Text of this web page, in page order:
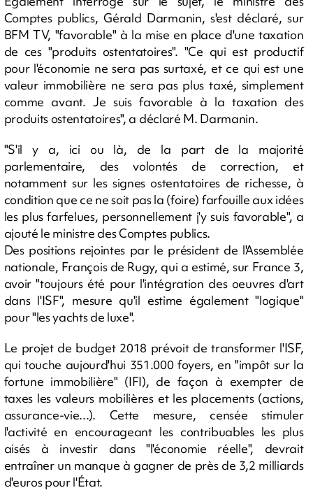
Comptes publics, Gérald Darmanin, s'est déclaré, sur
BFM TV, "favorable" à la mise en place d'une taxation
de ces "produits ostentatoires". "Ce qui est productif
pour l'économie ne sera pas surtaxé, et ce qui est une
valeur immobilière ne sera pas plus taxé, simplement
comme avant. Je suis favorable à la taxation des
produits ostentatoires", a déclaré M. Darmanin.
"S'il y a, ici ou là, de la part de la majorité
parlementaire, des volontés de correction, et
notamment sur les signes ostentatoires de richesse, à
condition que ce ne soit pas la (foire) farfouille aux idées
les plus farfelues, personnellement j'y suis favorable", a
ajouté le ministre des Comptes publics.
Des positions rejointes par le président de l'Assemblée
nationale, François de Rugy, qui a estimé, sur France 3,
avoir "toujours été pour l'intégration des oeuvres d'art
dans l'ISF", mesure qu'il estime également "logique"
pour "les yachts de luxe".
Le projet de budget 2018 prévoit de transformer l'ISF,
qui touche aujourd'hui 351.000 foyers, en "impôt sur la
fortune immobilière" (IFI), de façon à exempter de
taxes les valeurs mobilières et les placements (actions,
assurance-vie...). Cette mesure, censée stimuler
l'activité en encourageant les contribuables les plus
aisés à investir dans "l'économie réelle", devrait
entraîner un manque à gagner de près de 3,2 milliards
d'euros pour l'État.